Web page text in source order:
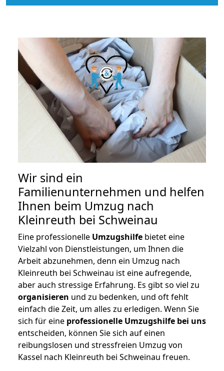
Wir sind ein
Familienunternehmen und helfen
Ihnen beim Umzug nach
Kleinreuth bei Schweinau
Eine professionelle Umzugshilfe bietet eine
Vielzahl von Dienstleistungen, um Ihnen die
Arbeit abzunehmen, denn ein Umzug nach
Kleinreuth bei Schweinau ist eine aufregende,
aber auch stressige Erfahrung. Es gibt so viel zu
organisieren und zu bedenken, und oft fehlt
einfach die Zeit, um alles zu erledigen. Wenn Sie
sich für eine professionelle Umzugshilfe bei uns
entscheiden, können Sie sich auf einen
reibungslosen und stressfreien Umzug von
Kassel nach Kleinreuth bei Schweinau freuen.